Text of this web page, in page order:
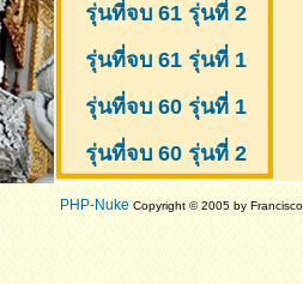
รุ่นที่จบ 61 รุ่นที่ 2
รุ่นที่จบ 61รุ่นที่ 1
รุ่นที่จบ 60 รุ่นที่ 1
รุ่นที่จบ 60 รุ่นที่ 2
PHP-NukeCopyright © 2005 by